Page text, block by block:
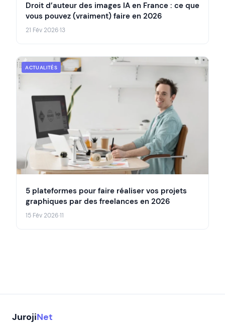
Droit d’auteur des images IA en France : ce que
vous pouvez (vraiment) faire en 2026
21 Fév 2026·13
ACTUALITÉS
5 plateformes pour faire réaliser vos projets
graphiques par des freelances en 2026
15 Fév 2026·11
JurojiNet